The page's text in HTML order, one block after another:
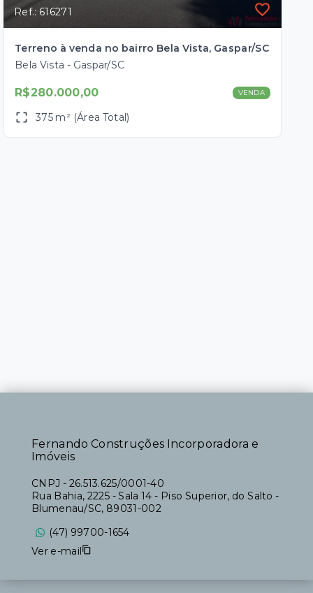
Ref.: 616271
Terreno à venda no bairro Bela Vista, Gaspar/SC
Bela Vista - Gaspar/SC
R$280.000,00 VENDA
375 m² (Área Total)
Fernando Construções Incorporadora e
Imóveis
CNPJ - 26.513.625/0001-40
Rua Bahia, 2225 - Sala 14 - Piso Superior, do Salto -
Blumenau/SC, 89031-002
(47) 99700-1654
Ver e-mail